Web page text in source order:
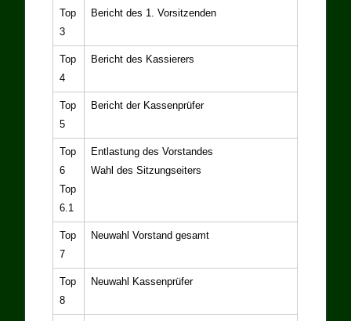
Top
3
Bericht des 1. Vorsitzenden
Top
4
Bericht des Kassierers
Top
5
Bericht der Kassenprüfer
Top
6
Top
6.1
Entlastung des Vorstandes
Wahl des Sitzungseiters
Top
7
Neuwahl Vorstand gesamt
Top
8
Neuwahl Kassenprüfer